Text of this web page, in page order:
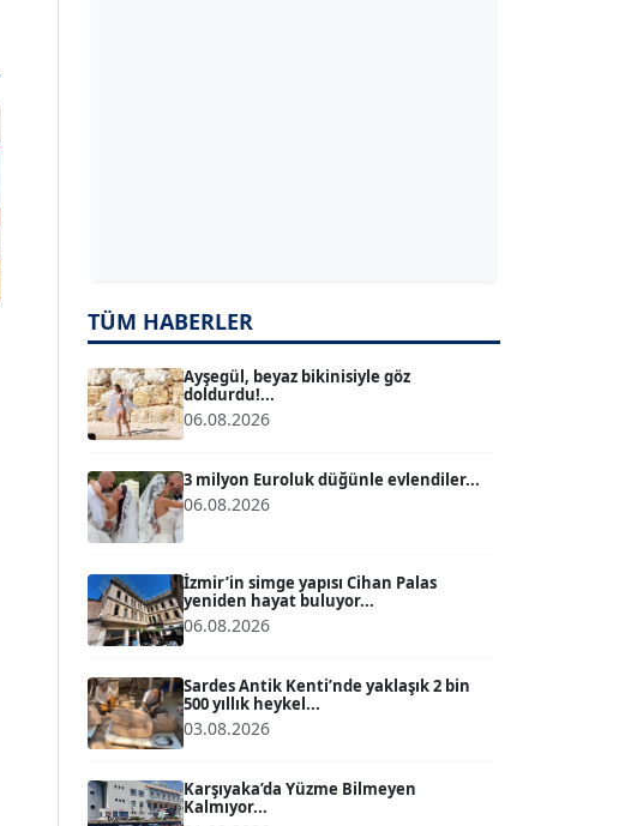
T TUĞÇE TUĞSAVUL BAYSOY
ATİLLA KÖPRÜLÜOĞLU
MERT ERBOY
B BÜLENT SAĞLAM
TÜM HABERLER
Ayşegül, beyaz bikinisiyle göz
doldurdu!...
06.08.2026
3 milyon Euroluk düğünle evlendiler...
06.08.2026
İzmir’in simge yapısı Cihan Palas
yeniden hayat buluyor...
06.08.2026
Sardes Antik Kenti’nde yaklaşık 2 bin
500 yıllık heykel...
03.08.2026
Karşıyaka’da Yüzme Bilmeyen
Kalmıyor...